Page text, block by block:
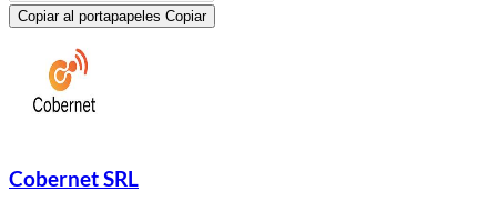
Copiar al portapapeles Copiar
Cobernet SRL